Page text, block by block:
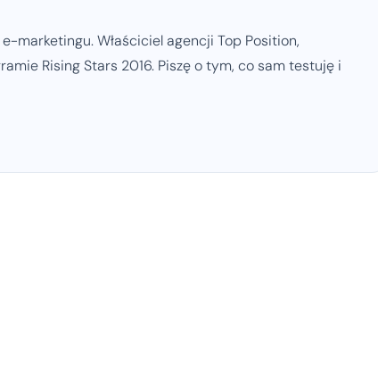
marketingu. Właściciel agencji Top Position,
Rising Stars 2016. Piszę o tym, co sam testuję i